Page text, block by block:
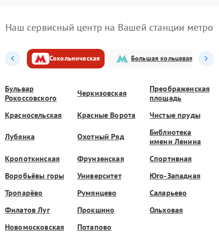
Наш сервисный центр на Вашей станции метро
Сокольническая Большая кольцевая
Бульвар
Рокоссовского
Черкизовская
Преображенская
площадь
Красносельская
Красные Ворота Чистые пруды
Лубянка Охотный Ряд
Библиотека
имени Ленина
Кропоткинская
Фрунзенская
Спортивная
Воробьёвы горы
Университет
Юго-Западная
Тропарёво
Румянцево
Саларьево
Филатов Луг
Прокшино
Ольховая
Новомосковская
Потапово